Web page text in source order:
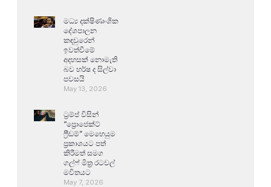
මධ්‍ය දක්ෂිණාංශික
දේශපාලන
කඳවුරෙන්
ඉවත්වීමේ
අදහසක් නොමැති
බව හර්ෂ ද සිල්වා
පවසයි
May 13, 2026
ට්‍රම්ප් විසින්
“ප්‍රොජෙක්ට්
ෆ්‍රීඩම්” මෙහෙයුම
ප්‍රකාශයට පත්
කිරීමත් සමග
ගල්ෆ් මිත්‍ර රටවල්
මවිතයට
May 7, 2026